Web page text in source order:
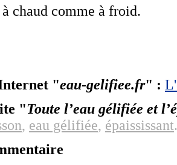
chaud comme à froid.
"eau-gelifiee.fr" :
"Toute l’eau gélifiée et
, eau gélifiée, épaississant.